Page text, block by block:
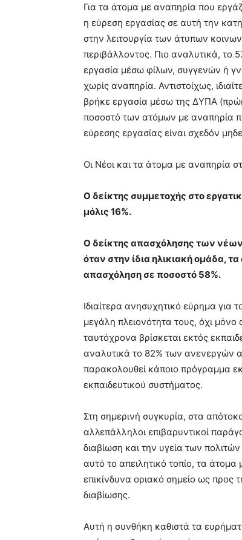
Για τα άτομα με αναπηρία που
η εύρεση εργασίας σε αυτή την
στην λειτουργία των άτυπων
περιβάλλοντος. Πιο αναλυτικά,
εργασία μέσω φίλων, συγγενών ή
χωρίς αναπηρία. Αντιστοίχως,
βρήκε εργασία μέσω της ΔΥΠΑ
ποσοστό των ατόμων με αναπηρία
εύρεσης εργασίας είναι σχεδόν
Οι Νέοι και τα άτομα με αναπηρία
Ο δείκτης συμμετοχής στο
μόλις 16%.
Ο δείκτης απασχόλησης των
όταν στην ίδια ηλικιακή ομάδα,
απασχόληση σε ποσοστό 58%.
Ιδιαίτερα ανησυχητικό εύρημα για
μεγάλη πλειονότητα τους, όχι
ταυτόχρονα βρίσκεται εκτός
αναλυτικά το 82% των ανενεργών
παρακολουθεί κάποιο πρόγραμμα
εκπαιδευτικού συστήματος.
Στη σημερινή συγκυρία, στα
αλλεπάλληλοι επιβαρυντικοί
διαβίωση και την υγεία των
αυτό το απειλητικό τοπίο, τα άτομα
επικίνδυνα οριακό σημείο ως
διαβίωσης.
Αυτή η συνθήκη καθιστά τα